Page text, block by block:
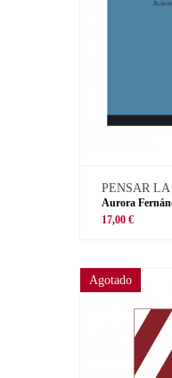
PENSAR
Aurora
17,00 €
Agotado